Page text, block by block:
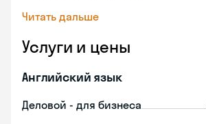
Читать дальше
Услуги и цены
Английский язык
Деловой - для бизнеса